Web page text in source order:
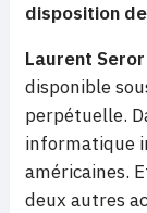
disposition
Laurent Seror
disponible
perpétuelle.
informatique
américaines.
deux autres